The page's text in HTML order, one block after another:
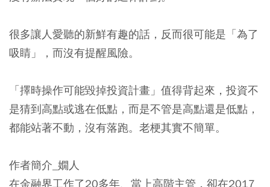
很多讓人愛聽的新鮮有趣的話，反而很可能是「為了
吸睛」，而沒有提醒風險。
「擇時操作可能毀掉投資計畫」值得背起來，投資不
是猜到高點或逃在低點，而是不管是高點還是低點，
都能站著不動，沒有落跑。老梗其實不簡單。
作者簡介_嫺人
在金融界工作了20多年、當上高階主管，卻在2017